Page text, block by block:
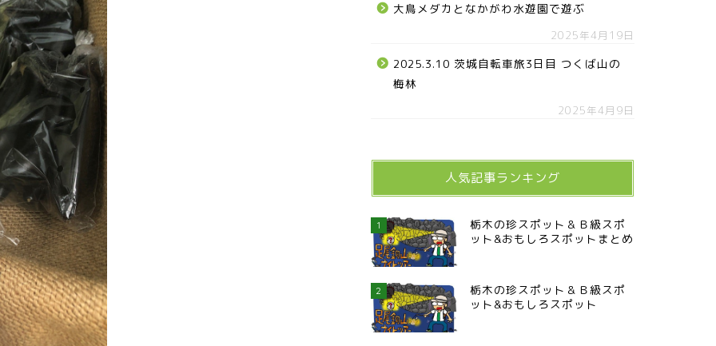
大鳥メダカとなかがわ水遊園で遊ぶ
2025年4月19日
2025.3.10 茨城自転車旅3日目 つくば山の
梅林
2025年4月9日
人気記事ランキング
1
栃木の珍スポット＆Ｂ級スポ
ット&おもしろスポットまとめ
2
栃木の珍スポット＆Ｂ級スポ
ット&おもしろスポット